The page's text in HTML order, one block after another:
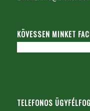
KÖVESSEN MINKET
TELEFONOS